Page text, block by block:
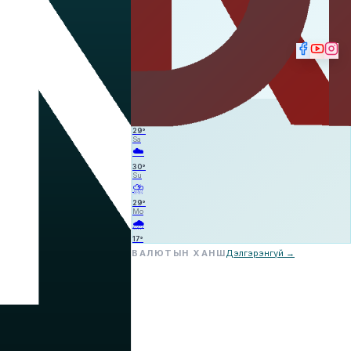
29°
Sa
☁️
30°
Su
⛈️
29°
Mo
🌧️
17°
ВАЛЮТЫН ХАНШДэлгэрэнгүй →